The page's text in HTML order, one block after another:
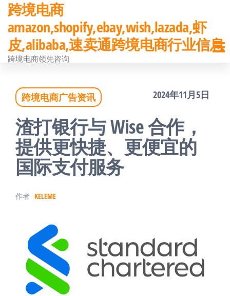
前
往
内
跨境电商
amazon,shopify,ebay,wish,lazada,虾
皮,alibaba,速卖通跨境电商行业信息
跨境电商领先咨询
跨境电商广告资讯 2024年11月5日
渣打银行与 Wise 合作，
提供更快捷、更便宜的
国际支付服务
作者 KELEME